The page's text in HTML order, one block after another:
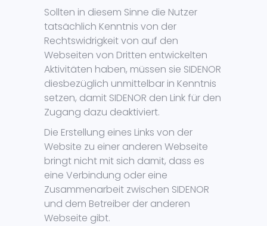
Sollten in diesem Sinne die Nutzer
tatsächlich Kenntnis von der
Rechtswidrigkeit von auf den
Webseiten von Dritten entwickelten
Aktivitäten haben, müssen sie SIDENOR
diesbezüglich unmittelbar in Kenntnis
setzen, damit SIDENOR den Link für den
Zugang dazu deaktiviert.
Die Erstellung eines Links von der
Website zu einer anderen Webseite
bringt nicht mit sich damit, dass es
eine Verbindung oder eine
Zusammenarbeit zwischen SIDENOR
und dem Betreiber der anderen
Webseite gibt.